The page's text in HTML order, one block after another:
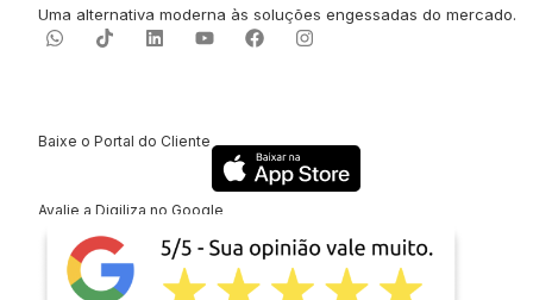
Uma alternativa moderna às soluções engessadas do mercado.
Baixe o Portal do Cliente
Avalie a Digiliza no Google